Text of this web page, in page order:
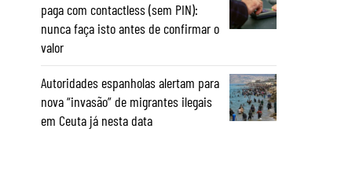
paga com contactless (sem PIN):
nunca faça isto antes de confirmar o
valor
Autoridades espanholas alertam para
nova “invasão” de migrantes ilegais
em Ceuta já nesta data